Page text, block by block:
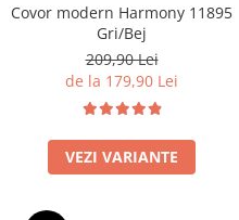
Covor modern Harmony 11895
Gri/Bej
209,90 Lei
de la 179,90 Lei
VEZI VARIANTE